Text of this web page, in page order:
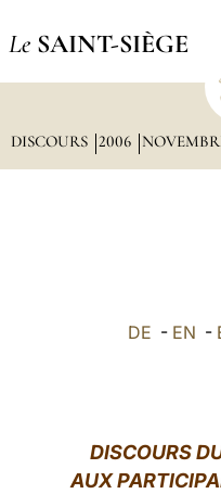
Le SAINT-SIÈGE
DISCOURS 2006
DE - EN -
DISCOURS
AUX